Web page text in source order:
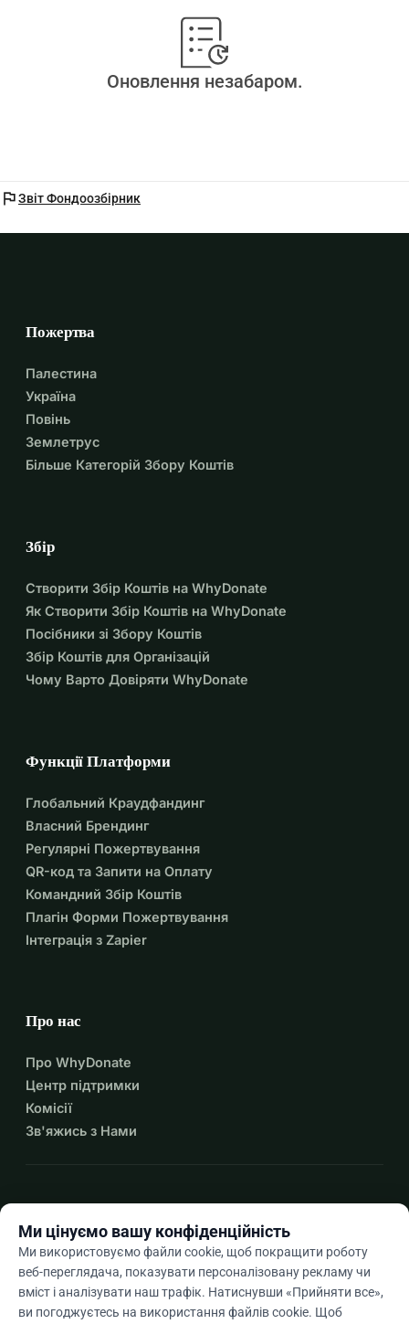
Оновлення незабаром.
flagЗвіт Фондоозбірник
Пожертва
Палестина
Україна
Повінь
Землетрус
Більше Категорій Збору Коштів
Збір
Створити Збір Коштів на WhyDonate
Як Створити Збір Коштів на WhyDonate
Посібники зі Збору Коштів
Збір Коштів для Організацій
Чому Варто Довіряти WhyDonate
Функції Платформи
Глобальний Краудфандинг
Власний Брендинг
Регулярні Пожертвування
QR-код та Запити на Оплату
Командний Збір Коштів
Плагін Форми Пожертвування
Інтеграція з Zapier
Про нас
Про WhyDonate
Центр підтримки
Комісії
Зв'яжись з Нами
Ukarrow_drop_down
Ми цінуємо вашу конфіденційність
Ми використовуємо файли cookie, щоб покращити роботу
веб-переглядача, показувати персоналізовану рекламу чи
вміст і аналізувати наш трафік. Натиснувши «Прийняти все»,
ви погоджуєтесь на використання файлів cookie. Щоб